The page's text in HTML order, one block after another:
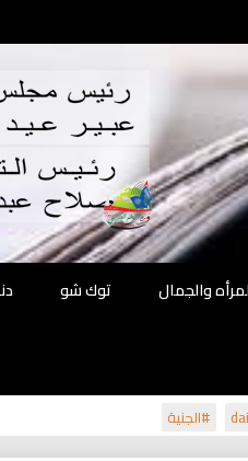
والجمال توك شو
#الجنية